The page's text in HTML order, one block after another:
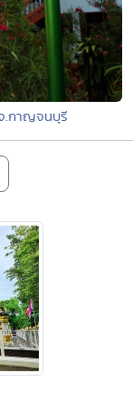
.กาญจนบุรี